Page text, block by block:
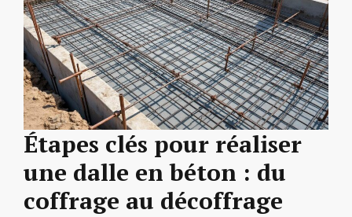
Étapes clés pour réaliser
une dalle en béton : du
coffrage au décoffrage